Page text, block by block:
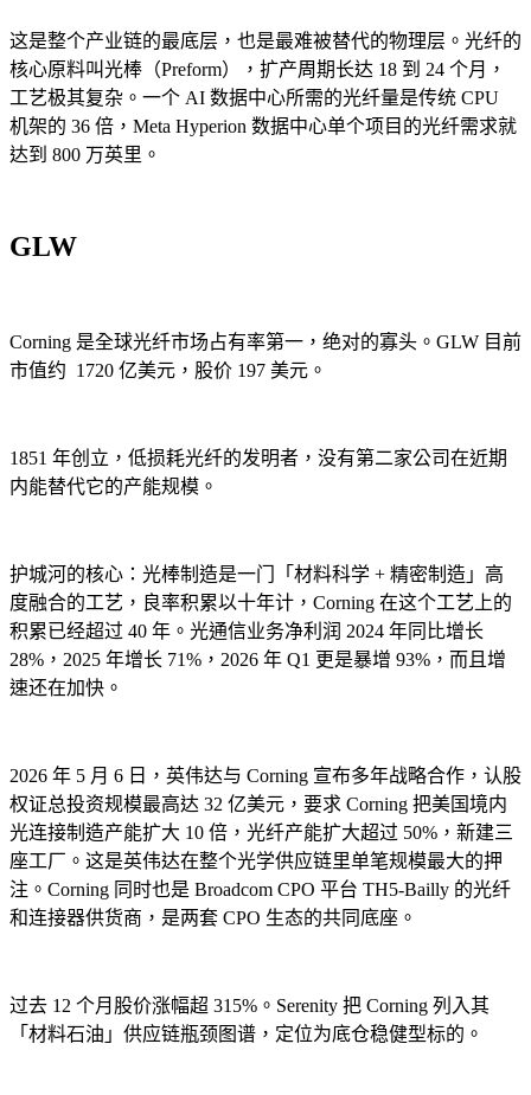
这是整个产业链的最底层，也是最难被替代的物理层。光纤的
核心原料叫光棒（Preform），扩产周期长达 18 到 24 个月，
工艺极其复杂。一个 AI 数据中心所需的光纤量是传统 CPU
机架的 36 倍，Meta Hyperion 数据中心单个项目的光纤需求就
达到 800 万英里。
GLW
Corning 是全球光纤市场占有率第一，绝对的寡头。GLW 目前
市值约 1720 亿美元，股价 197 美元。
1851 年创立，低损耗光纤的发明者，没有第二家公司在近期
内能替代它的产能规模。
护城河的核心：光棒制造是一门「材料科学 + 精密制造」高
度融合的工艺，良率积累以十年计，Corning 在这个工艺上的
积累已经超过 40 年。光通信业务净利润 2024 年同比增长
28%，2025 年增长 71%，2026 年 Q1 更是暴增 93%，而且增
速还在加快。
2026 年 5 月 6 日，英伟达与 Corning 宣布多年战略合作，认股
权证总投资规模最高达 32 亿美元，要求 Corning 把美国境内
光连接制造产能扩大 10 倍，光纤产能扩大超过 50%，新建三
座工厂。这是英伟达在整个光学供应链里单笔规模最大的押
注。Corning 同时也是 Broadcom CPO 平台 TH5-Bailly 的光纤
和连接器供货商，是两套 CPO 生态的共同底座。
过去 12 个月股价涨幅超 315%。Serenity 把 Corning 列入其
「材料石油」供应链瓶颈图谱，定位为底仓稳健型标的。